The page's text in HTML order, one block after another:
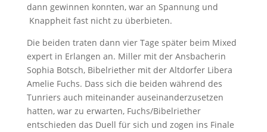
dann gewinnen konnten, war an Spannung und
Knappheit fast nicht zu überbieten.
Die beiden traten dann vier Tage später beim Mixed
expert in Erlangen an. Miller mit der Ansbacherin
Sophia Botsch, Bibelriether mit der Altdorfer Libera
Amelie Fuchs. Dass sich die beiden während des
Tunriers auch miteinander auseinanderzusetzen
hatten, war zu erwarten, Fuchs/Bibelriether
entschieden das Duell für sich und zogen ins Finale